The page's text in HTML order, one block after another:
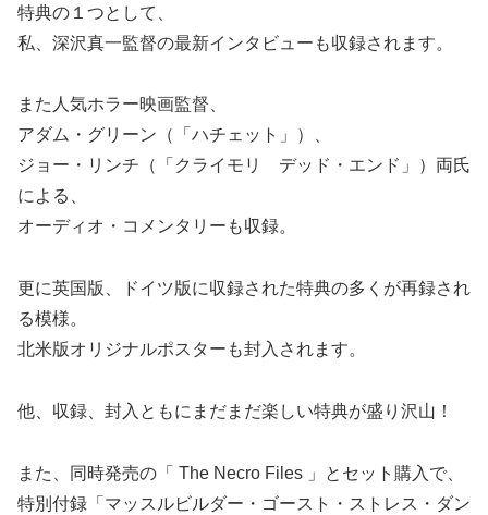
特典の１つとして、
私、深沢真一監督の最新インタビューも収録されます。
また人気ホラー映画監督、
アダム・グリーン（「ハチェット」）、
ジョー・リンチ（「クライモリ デッド・エンド」）両氏
による、
オーディオ・コメンタリーも収録。
更に英国版、ドイツ版に収録された特典の多くが再録され
る模様。
北米版オリジナルポスターも封入されます。
他、収録、封入ともにまだまだ楽しい特典が盛り沢山！
また、同時発売の「 The Necro Files 」とセット購入で、
特別付録「マッスルビルダー・ゴースト・ストレス・ダン